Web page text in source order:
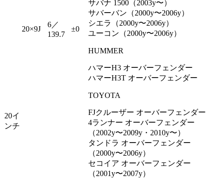
20イ
ンチ
20×9J
6／
139.7
±0
サバナ 1500（2003y〜）
サバーバン（2000y〜2006y）
シエラ（2000y〜2006y）
ユーコン（2000y〜2006y）
HUMMER
ハマーH3 オーバーフェンダー
ハマーH3T オーバーフェンダー
TOYOTA
FJクルーザー オーバーフェンダー
4ランナー オーバーフェンダー
（2002y〜2009y・2010y〜）
タンドラ オーバーフェンダー
（2000y〜2006y）
セコイア オーバーフェンダー
（2001y〜2007y）